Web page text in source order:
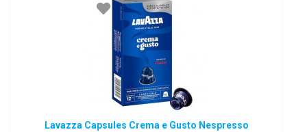
Lavazza Capsules Crema e Gusto Nespresso